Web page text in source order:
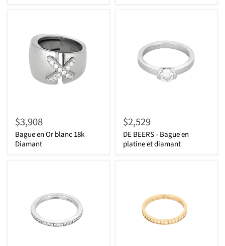
$3,908
Bague en Or blanc 18k
Diamant
$2,529
DE BEERS - Bague en
platine et diamant